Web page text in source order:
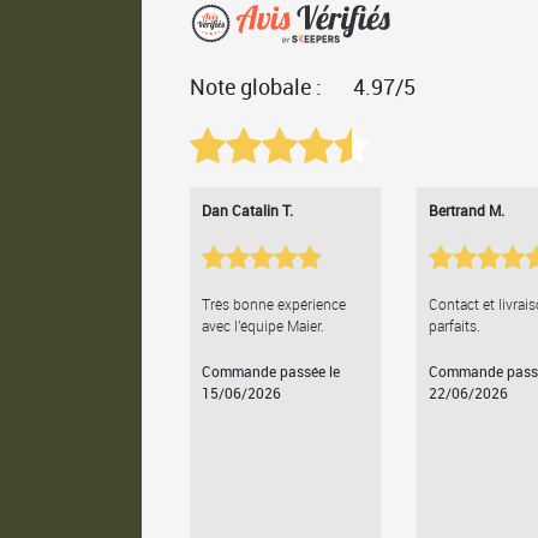
Note globale : 4.97/5
Dan Catalin T.
Très bonne expérience
avec l'équipe Maier.
Commande passée le
15/06/2026
Bertrand M.
Contact et
parfaits.
Commande
22/06/2026